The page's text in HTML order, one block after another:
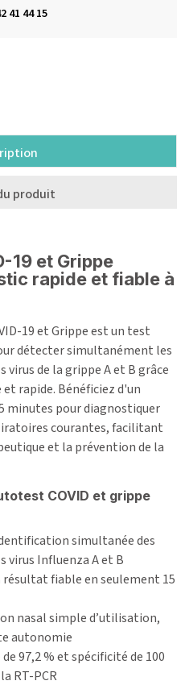
41 44 15
produit
19 et Grippe
rapide et fiable à
19 et Grippe est un test
détecter simultanément les
virus de la grippe A et B grâce
rapide. Bénéficiez d'un
minutes pour diagnostiquer
courantes, facilitant
et la prévention de la
COVID et grippe
simultanée des
virus Influenza A et B
résultat fiable en seulement 15
nasal simple d’utilisation,
autonomie
97,2 % et spécificité de 100
RT-PCR